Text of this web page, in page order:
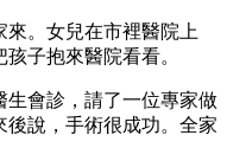
。女兒在市裡醫院上
子抱來醫院看看。
生會診，請了一位專家做
後說，手術很成功。全家